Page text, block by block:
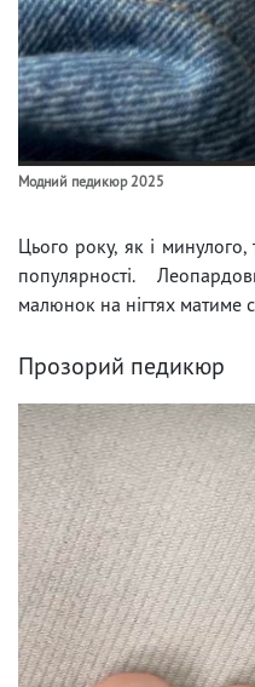
Модний педикюр 2025
Цього року, як і минулого,
популярності.
малюнок на нігтях матиме
Прозорий педикюр